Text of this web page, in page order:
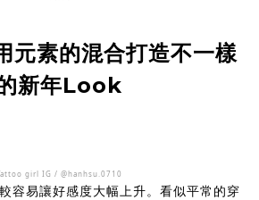
元素的混合打造不一樣
新年Look
girl IG / @hanhsu.0710
容易讓好感度大幅上升。看似平常的穿